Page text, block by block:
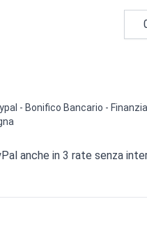
- Bonifico Bancario -
anche in 3 rate senza